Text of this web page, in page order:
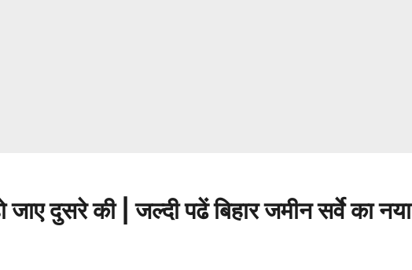
दुसरे की | जल्दी पढें बिहार जमीन सर्वे का नया